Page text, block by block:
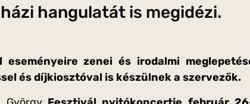
hangulatát is megidézi.
zenei és irodalmi
és díjkiosztóval is készülnek a szervezők.